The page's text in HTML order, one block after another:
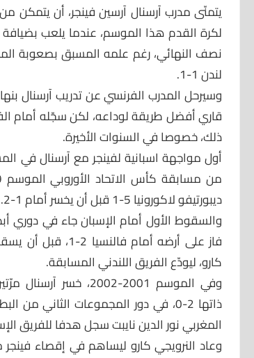
يتمنّى مدرب آرسنال آرسين فينجر، أن يتمكن
لكرة القدم هذا الموسم، عندما يلعب
نصف النهائي، رغم علمه المسبق بصعوبة
لندن 1-1.
وسيرحل المدرب الفرنسي عن تدريب آرسنال
قاري أفضل طريقة لوداعه، لكن سجّله أمام
ذلك، خصوصا في السنوات الأخيرة.
أول مواجهة اسبانية لفينجر مع آرسنال في
ديبورتيفو لاكورونيا 5-1 قبل أن يخسر أمام 1-2.
فاز على أرضه أمام
كارو، ليودّع الفريق اللندني المسابقة.
وفي الموسم 2001-2002،
ذاتها 2-0، في دور المجموعات الثاني من
المغربي نور الدين نايبت سجل هدفا للفريق
وعاد النرويجي كارو ليساهم في إقصاء